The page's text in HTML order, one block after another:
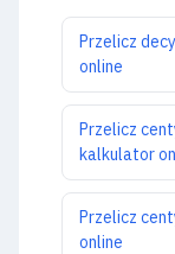
Przelicz
online
Przelicz
kalkulator
Przelicz
online